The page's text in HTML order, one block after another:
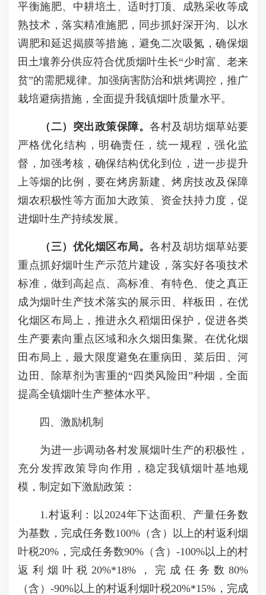
平衡施肥、中耕培土、适时打顶、成熟采收等成
熟技术，落实精准施肥，同步抓好深开沟、以水
调肥和延迟揭膜等措施，避免二次吸氮，确保烟
田土壤养分供应符合优质烟叶生长“少时富、老来
贫”的需肥规律。加强病害防治和烘烤调控，推广
栽培避病措施，全面提升我镇烟叶质量水平。
（二） 突出政策保障。 各村及胡坊烟草站要
严格优化结构，明确责任，统一规程，强化监
督，加强考核，确保结构优化到位，进一步提升
上等烟的比例，要在烤房新建、烤房技改及保障
烟农积极性等方面加大政策、资金扶持力度，促
进烟叶生产持续发展。
（三） 优化烟区布局。 各村及胡坊烟草站要
重点抓好烟叶生产示范片建设，落实好各项技术
标准，做到高起点、高标准、有特色、使之真正
成为烟叶生产技术落实的展示田、样板田，在优
化烟区布局上，推进永久稻烟田保护，促进各类
生产要素向重点区域和永久烟田集聚。在优化烟
田布局上，最大限度避免在重病田、菜后田、河
边田、除草剂为害重的“四类风险田”种烟，全面
提高全镇烟叶生产整体水平。
四、激励机制
为进一步调动各村发展烟叶生产的积极性，
充分发挥政策导向作用，稳定我镇烟叶基地规
模，制定如下激励政策：
1.村返利：以2024年下达面积、产量任务数
为基数，完成任务数100%（含）以上的村返利烟
叶税20%，完成任务数90%（含）-100%以上的村
返利烟叶税20%*18%，完成任务数80%
（含）-90%以上的村返利烟叶税20%*15%，完成